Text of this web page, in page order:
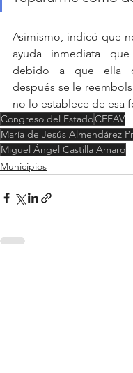
Asimismo, indicó que
ayuda inmediata
debido a que ella
después se le
no lo establece de esa
Congreso del EstadoCEEAV
María de Jesús Almendárez
Miguel Ángel Castilla Amaro
Municipios